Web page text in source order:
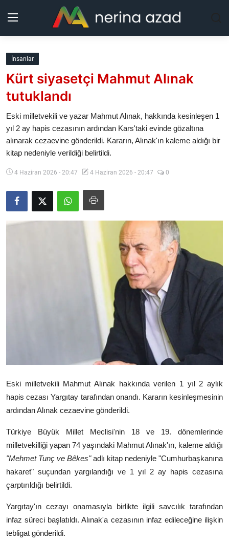
Kurdistan
Bölgeler
Güncel
Analiz
Galeri
İnsanlar
Kürt siyasetçi Mahmut Alınak
tutuklandı
Eski milletvekili ve yazar Mahmut Alınak, hakkında kesinleşen 1
yıl 2 ay hapis cezasının ardından Kars'taki evinde gözaltına
alınarak cezaevine gönderildi. Kararın, Alınak'ın kaleme aldığı bir
kitap nedeniyle verildiği belirtildi.
4 Haziran 2026 - 20:47 4 Haziran 2026 - 20:47 0
Eski milletvekili Mahmut Alınak hakkında verilen 1 yıl 2 aylık
hapis cezası Yargıtay tarafından onandı. Kararın kesinleşmesinin
ardından Alınak cezaevine gönderildi.
Türkiye Büyük Millet Meclisi'nin 18 ve 19. dönemlerinde
milletvekilliği yapan 74 yaşındaki Mahmut Alınak'ın, kaleme aldığı
"Mehmet Tunç ve Bêkes"adlı kitap nedeniyle "Cumhurbaşkanına
hakaret" suçundan yargılandığı ve 1 yıl 2 ay hapis cezasına
çarptırıldığı belirtildi.
Yargıtay'ın cezayı onamasıyla birlikte ilgili savcılık tarafından
infaz süreci başlatıldı. Alınak'a cezasının infaz edileceğine ilişkin
tebligat gönderildi.